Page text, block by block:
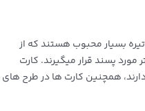
و تیره بسیار محبوب هستند که از
پسند قرار میگیرند. کارت
همچنین کارت ها در طرح های